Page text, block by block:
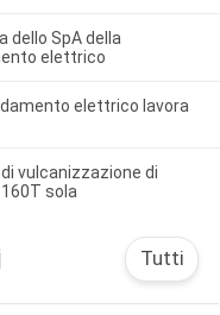
dello SpA della
elettrico
elettrico lavora
vulcanizzazione di
sola
Tutti